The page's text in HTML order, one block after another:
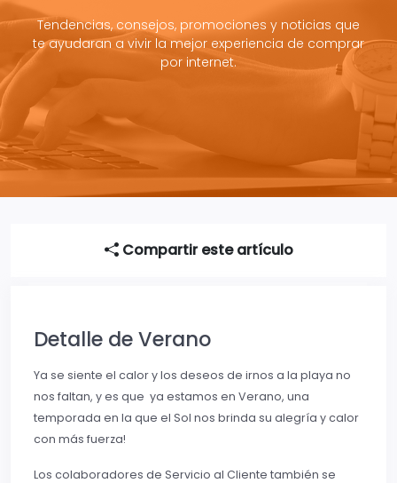
Tendencias, consejos, promociones y noticias que
te ayudaran a vivir la mejor experiencia de comprar
por internet.
Compartir este artículo
Detalle de Verano
Ya se siente el calor y los deseos de irnos a la playa no
nos faltan, y es que ya estamos en Verano, una
temporada en la que el Sol nos brinda su alegría y calor
con más fuerza!
Los colaboradores de Servicio al Cliente también se